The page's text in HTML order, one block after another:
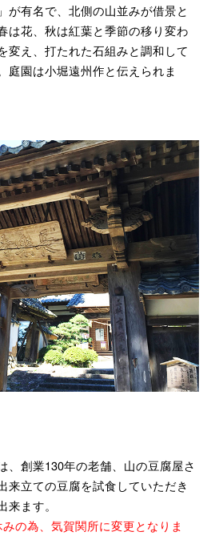
が有名で、北側の山並みが借景と
は花、秋は紅葉と季節の移り変わ
変え、打たれた石組みと調和して
庭園は小堀遠州作と伝えられま
、創業130年の老舗、山の豆腐屋さ
来立ての豆腐を試食していただき
ます。
の為、気賀関所に変更となりま